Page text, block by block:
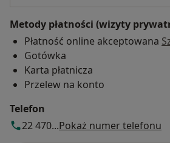
Metody płatności (wizyty
Płatność online akceptowana
Gotówka
Karta płatnicza
Przelew na konto
Telefon
22 470...Pokaż numer telefonu